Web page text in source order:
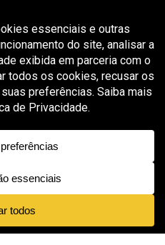
de Filipe Ret"
de Filipe Ret, abre
geral e bastidores da
ALTA VÍDEOS